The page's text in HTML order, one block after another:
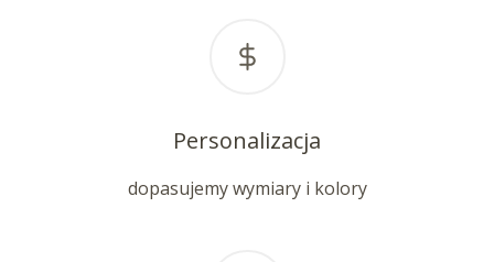
Personalizacja
dopasujemy wymiary i kolory